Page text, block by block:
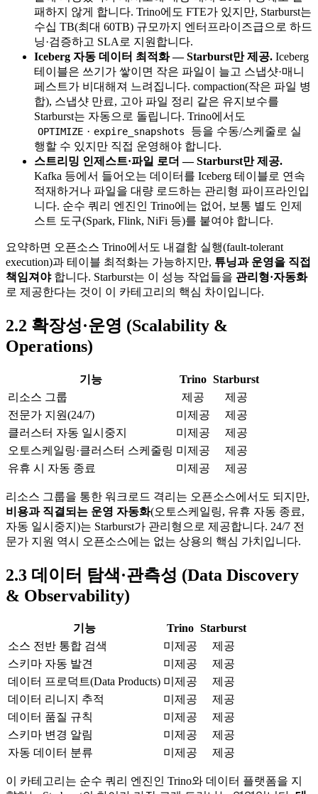
패하지 않게 합니다. Trino에도 FTE가 있지만, Starburst는
수십 TB(최대 60TB) 규모까지 엔터프라이즈급으로 하드
닝·검증하고 SLA로 지원합니다.
Iceberg 자동 데이터 최적화 — Starburst만 제공. Iceberg
테이블은 쓰기가 쌓이면 작은 파일이 늘고 스냅샷·매니
페스트가 비대해져 느려집니다. compaction(작은 파일 병
합), 스냅샷 만료, 고아 파일 정리 같은 유지보수를
Starburst는 자동으로 돌립니다. Trino에서도
OPTIMIZE · expire_snapshots
등을 수동/스케줄로 실
행할 수 있지만 직접 운영해야 합니다.
스트리밍 인제스트·파일 로더 — Starburst만 제공.
Kafka 등에서 들어오는 데이터를 Iceberg 테이블로 연속
적재하거나 파일을 대량 로드하는 관리형 파이프라인입
니다. 순수 쿼리 엔진인 Trino에는 없어, 보통 별도 인제
스트 도구(Spark, Flink, NiFi 등)를 붙여야 합니다.
요약하면 오픈소스 Trino에서도 내결함 실행(fault-tolerant
execution)과 테이블 최적화는 가능하지만, 튜닝과 운영을 직접
책임져야합니다. Starburst는 이 성능 작업들을 관리형·자동화
로 제공한다는 것이 이 카테고리의 핵심 차이입니다.
2.2 확장성·운영 (Scalability &
Operations)
기능 Trino Starburst
리소스 그룹
제공
제공
전문가 지원(24/7)
미제공
제공
클러스터 자동 일시중지
미제공
제공
오토스케일링·클러스터 스케줄링 미제공
제공
유휴 시 자동 종료
미제공 제공
리소스 그룹을 통한 워크로드 격리는 오픈소스에서도 되지만,
비용과 직결되는 운영 자동화(오토스케일링, 유휴 자동 종료,
자동 일시중지)는 Starburst가 관리형으로 제공합니다. 24/7 전
문가 지원 역시 오픈소스에는 없는 상용의 핵심 가치입니다.
2.3 데이터 탐색·관측성 (Data Discovery
& Observability)
기능 Trino Starburst
소스 전반 통합 검색
미제공
제공
스키마 자동 발견
미제공
제공
데이터 프로덕트(Data Products) 미제공
제공
데이터 리니지 추적
미제공
제공
데이터 품질 규칙
미제공
제공
스키마 변경 알림
미제공
제공
자동 데이터 분류
미제공 제공
이 카테고리는 순수 쿼리 엔진인 Trino와 데이터 플랫폼을 지